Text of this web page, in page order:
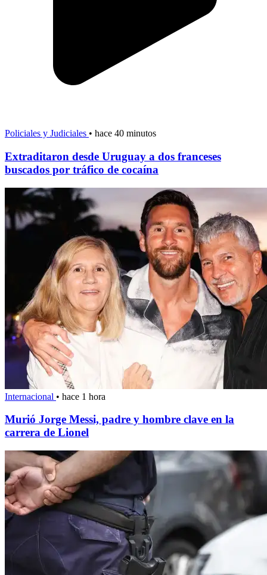
Policiales y Judiciales • hace 40 minutos
Extraditaron desde Uruguay a dos franceses
buscados por tráfico de cocaína
Internacional • hace 1 hora
Murió Jorge Messi, padre y hombre clave en la
carrera de Lionel